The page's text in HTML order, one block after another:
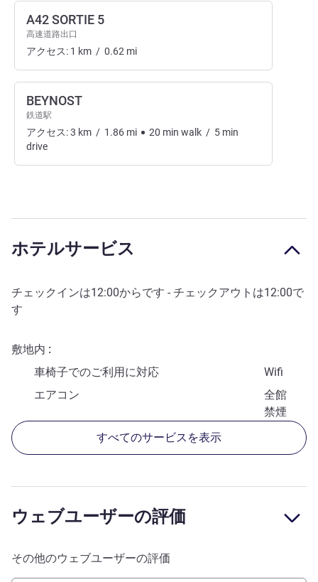
A42 SORTIE 5
高速道路出口
アクセス: 1 km / 0.62 mi
BEYNOST
鉄道駅
アクセス:3 km / 1.86 mi 20 min walk / 5 min
drive
ホテルサービス
チェックインは12:00からです - チェックアウトは12:00で
す
敷地内
車椅子でのご利用に対応
Wifi
エアコン
全館
禁煙
すべてのサービスを表示
ウェブユーザーの評価
その他のウェブユーザーの評価